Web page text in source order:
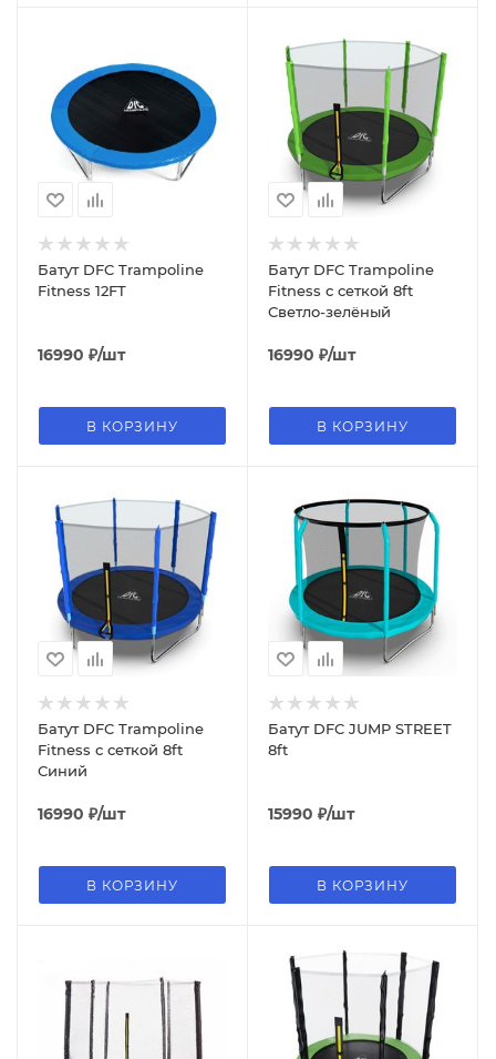
Батут DFC Trampoline
Fitness 12FT
16990 ₽/шт
В КОРЗИНУ
Батут DFC Trampoline
Fitness с сеткой 8ft
Светло-зелёный
16990 ₽/шт
В КОРЗИНУ
Батут DFC Trampoline
Fitness с сеткой 8ft
Синий
16990 ₽/шт
В КОРЗИНУ
Батут DFC JUMP STREET
8ft
15990 ₽/шт
В КОРЗИНУ